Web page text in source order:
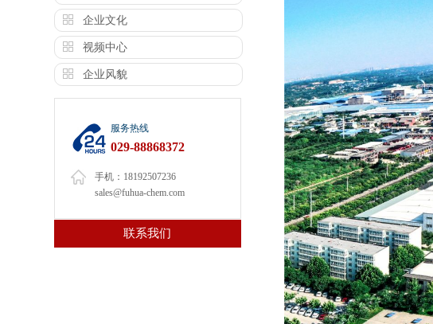
企业文化
视频中心
企业风貌
服务热线
029-88868372
手机：18192507236
sales@fuhua-chem.com
联系我们